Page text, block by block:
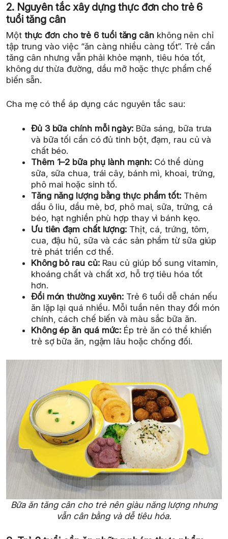
2. Nguyên tắc xây dựng thực đơn cho trẻ 6
tuổi tăng cân
Một thực đơn cho trẻ 6 tuổi tăng cânkhông nên chỉ
tập trung vào việc “ăn càng nhiều càng tốt”. Trẻ cần
tăng cân nhưng vẫn phải khỏe mạnh, tiêu hóa tốt,
không dư thừa đường, dầu mỡ hoặc thực phẩm chế
biến sẵn.
Cha mẹ có thể áp dụng các nguyên tắc sau:
Đủ 3 bữa chính mỗi ngày:Bữa sáng, bữa trưa
và bữa tối cần có đủ tinh bột, đạm, rau củ và
chất béo.
Thêm 1–2 bữa phụ lành mạnh:Có thể dùng
sữa, sữa chua, trái cây, bánh mì, khoai, trứng,
phô mai hoặc sinh tố.
Tăng năng lượng bằng thực phẩm tốt: Thêm
dầu ô liu, dầu mè, bơ, phô mai, sữa, trứng, cá
béo, hạt nghiền phù hợp thay vì bánh kẹo.
Ưu tiên đạm chất lượng: Thịt, cá, trứng, tôm,
cua, đậu hũ, sữa và các sản phẩm từ sữa giúp
trẻ phát triển cơ thể.
Không bỏ rau củ:Rau củ giúp bổ sung vitamin,
khoáng chất và chất xơ, hỗ trợ tiêu hóa tốt
hơn.
Đổi món thường xuyên: Trẻ 6 tuổi dễ chán nếu
ăn lặp lại quá nhiều. Mỗi tuần nên thay đổi món
chính, cách chế biến và màu sắc bữa ăn.
Không ép ăn quá mức: Ép trẻ ăn có thể khiến
trẻ sợ bữa ăn, ngậm lâu hoặc chống đối.
Bữa ăn tăng cân cho trẻ nên giàu năng lượng nhưng
vẫn cân bằng và dễ tiêu hóa.